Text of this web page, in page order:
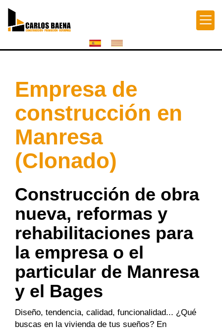
Empresa de
construcción en
Manresa
(Clonado)
Construcción de obra
nueva, reformas y
rehabilitaciones para
la empresa o el
particular de Manresa
y el Bages
Diseño, tendencia, calidad, funcionalidad... ¿Qué
buscas en la vivienda de tus sueños? En